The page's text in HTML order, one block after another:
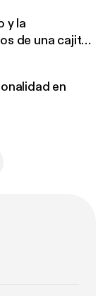
y la
de una cajita
en